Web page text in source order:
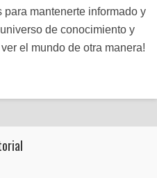
mantenerte informado y
de conocimiento y
el mundo de otra manera!